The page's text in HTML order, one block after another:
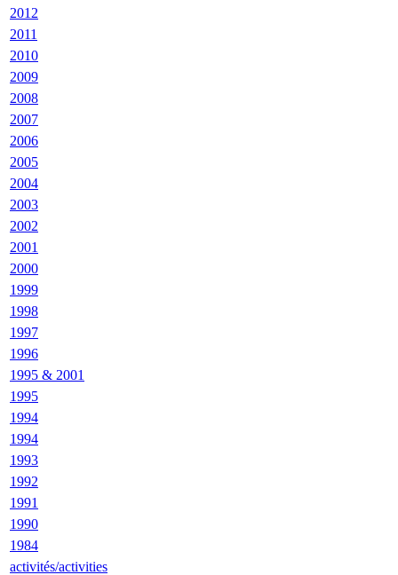
2012
2011
2010
2009
2008
2007
2006
2005
2004
2003
2002
2001
2000
1999
1998
1997
1996
1995 & 2001
1995
1994
1994
1993
1992
1991
1990
1984
activités/activities